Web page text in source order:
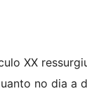
XX
no dia a